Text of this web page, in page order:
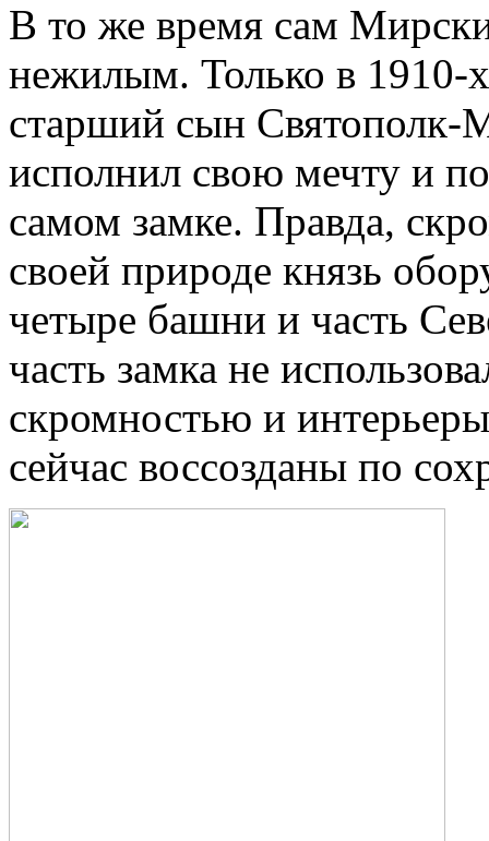
В то же время сам
нежилым. Только в 1910-
старший сын
исполнил свою мечту и
самом замке. Правда,
своей природе князь
четыре башни и часть
часть замка не
скромностью и
сейчас воссозданы по